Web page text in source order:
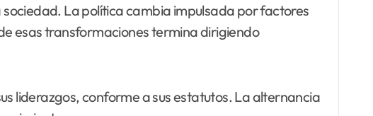
La política cambia impulsada por factores
esas transformaciones termina dirigiendo
liderazgos, conforme a sus estatutos. La alternancia